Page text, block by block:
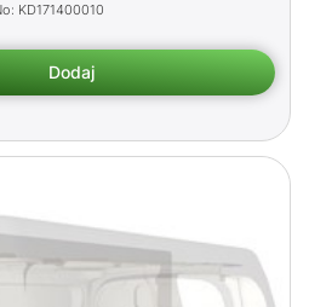
KD171400010